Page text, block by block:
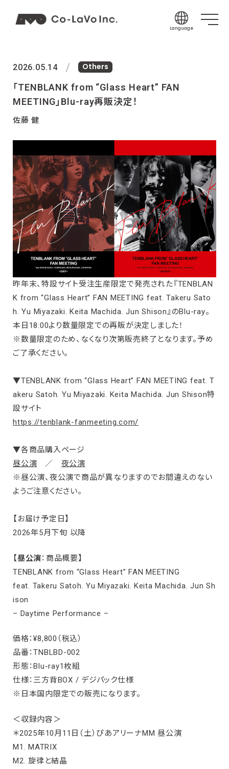
Language
Spanish
2026.05.14 Others
「TENBLANK from “Glass Heart” FAN
MEETING」Blu-ray再販決定！
佐藤 健
昨年末、特設サイト受注生産限定で発売された『TENBLAN
K from “Glass Heart” FAN MEETING feat. Takeru Sato
h. Yu Miyazaki. Keita Machida. Jun Shison』のBlu-ray。
本日18:00より数量限定での再販が決定しました！
※数量限定のため、なくなり次第販売終了となります。予め
ご了承ください。
▼TENBLANK from “Glass Heart” FAN MEETING feat. T
akeru Satoh. Yu Miyazaki. Keita Machida. Jun Shison特
設サイト
https://tenblank-fanmeeting.com/
▼各商品購入ページ
昼公演 ／ 夜公演
※昼公演、夜公演で商品が異なりますのでお間違えのない
ようご注意ください。
【お届け予定日】
2026年5月下旬 以降
【昼公演：商品概要】
TENBLANK from “Glass Heart” FAN MEETING
feat. Takeru Satoh. Yu Miyazaki. Keita Machida. Jun Sh
ison
– Daytime Performance –
価格：¥8,800（税込）
品番：TNBLBD-002
形態：Blu-ray1枚組
仕様：三方背BOX / デジパック仕様
※日本国内限定での販売になります。
＜収録内容＞
＊2025年10月11日（土）ぴあアリーナMM 昼公演
M1. MATRIX
M2. 旋律と結晶